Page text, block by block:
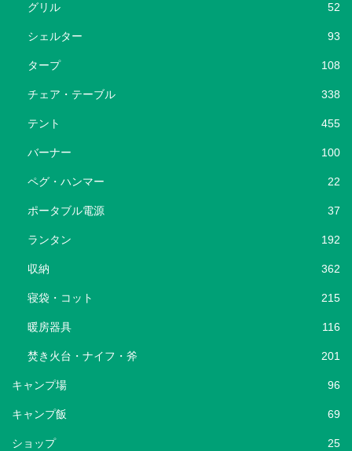
グリル 52
シェルター 93
タープ 108
チェア・テーブル 338
テント 455
バーナー 100
ペグ・ハンマー 22
ポータブル電源 37
ランタン 192
収納 362
寝袋・コット 215
暖房器具 116
焚き火台・ナイフ・斧 201
キャンプ場 96
キャンプ飯 69
ショップ 25